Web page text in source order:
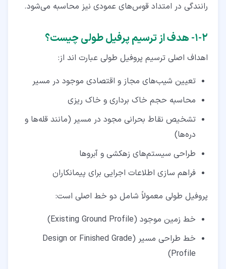
رانندگی در امتداد قوس‌های عمودی نیز محاسبه می‌شود.
۲‏-‏۱‏- هدف از ترسیم پرفیل طولی چیست؟
اهداف اصلی ترسیم پروفیل طولی عبارت اند از:
تعیین شیب‌های مجاز و اقتصادی موجود در مسیر
محاسبه حجم خاک برداری و خاک ریزی
تشخیص نقاط بحرانی مجود در مسیر (مانند قله‌ها و
دره‌ها)
طراحی سیستم‌های زهکشی و آبروها
فراهم ‌سازی اطلاعات اجرایی برای پیمانکاران
پروفیل طولی معمولاً شامل دو خط اصلی است:
خط زمین موجود (Existing Ground Profile)
خط طراحی مسیر (Design or Finished Grade
Profile)